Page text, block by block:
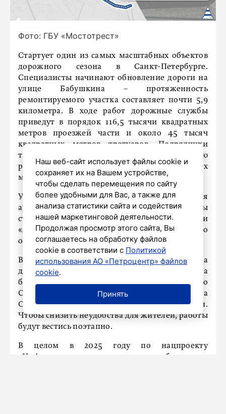
Фото: ГБУ «Мостотрест»
Стартует один из самых масштабных объектов
дорожного сезона в Санкт-Петербурге.
Специалисты начинают обновление дороги на
улице Бабушкина – протяженность
ремонтируемого участка составляет почти 5,9
километра. В ходе работ дорожные службы
приведут в порядок 116,5 тысячи квадратных
метров проезжей части и около 45 тысяч
квадратных метров тротуаров. Подрядчики
также заменят люки колодцев и нанесут новую
разметку с использованием термопластичных
материалов.
Улица Бабушкина – важная транспортная
артерия Невского района. Здесь расположены
станции метро «Елизаровская» и
«Ломоносовская», а также несколько
образовательных и спортивных учреждений.
В связи с ремонтом с 29 мая по 7 августа
движение транспорта по улице Бабушкина
будет ограничено на участке от Большого
Смоленского проспекта до проспекта
Обуховской Обороны, включая перекрёстки.
Чтобы снизить неудобства для жителей, работы
будут вестись поэтапно.
В целом в 2025 году по нацпроекту
«Инфраструктура для жизни» обновление
Наш веб-сайт использует файлы cookie и
сохраняет их на Вашем устройстве,
чтобы сделать перемещения по сайту
более удобными для Вас, а также для
анализа статистики сайта и содействия
нашей маркетинговой деятельности.
Продолжая просмотр этого сайта, Вы
соглашаетесь на обработку файлов
cookie в соответствии с Политикой
использования АО «Петроцентр» файлов
cookie.
Принять